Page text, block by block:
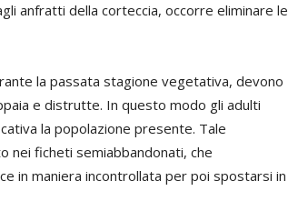
anfratti della corteccia, occorre eliminare le
la passata stagione vegetativa, devono
e distrutte. In questo modo gli adulti
la popolazione presente. Tale
nei ficheti semiabbandonati, che
in maniera incontrollata per poi spostarsi in